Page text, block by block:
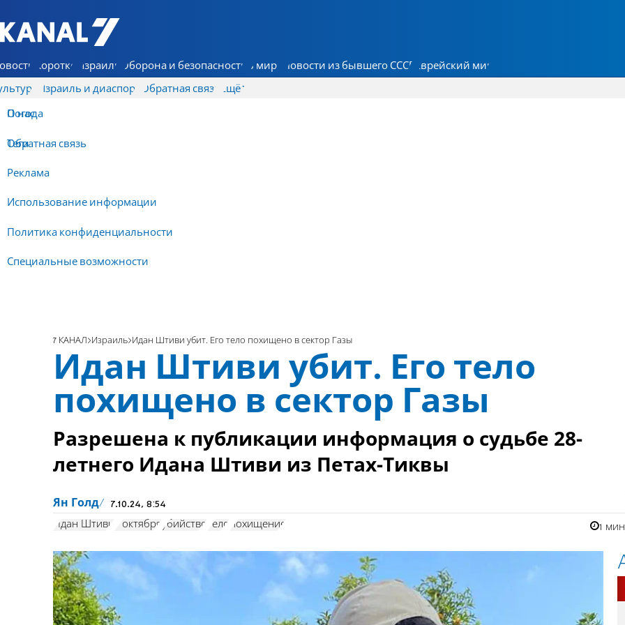
7 КАНАЛ - Аруц Шева
Коротко Израиль Оборона и безопасность В мире Новости из бывшего СССР Еврейский мир
Израиль и диаспора Обратная связь
О нас
Обратная связь
Реклама
Использование информации
Политика конфиденциальности
Специальные возможности
Ещё
Погода
Теги
7 КАНАЛ Израиль Идан Штиви убит. Его тело похищено в сектор Газы
Идан Штиви убит. Его тело
похищено в сектор Газы
Разрешена к публикации информация о судьбе 28-
летнего Идана Штиви из Петах-Тиквы
Ян Голд 7.10.24, 8:54
Идан Штиви 7 октября убийство тело похищение 1